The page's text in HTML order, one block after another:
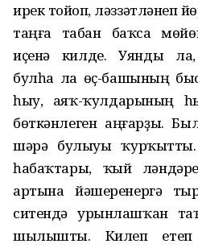
ирек тойоп, ләззәтләнеп
таңға табан баҡса
иҫенә килде. Уянды
булһа ла өҫ-башының
һыу, аяҡ-ҡулдарының
бөткәнлеген аңғарҙы.
шәрә булыуы ҡурҡытты.
һабаҡтары, ҡый
артына йәшеренергә
ситендә урынлашҡан
шылышты. Килеп етеп